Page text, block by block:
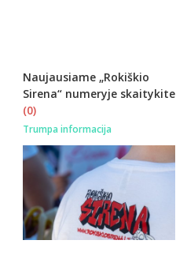
Naujausiame „Rokiškio
Sirena“ numeryje skaitykite
(0)
Trumpa informacija